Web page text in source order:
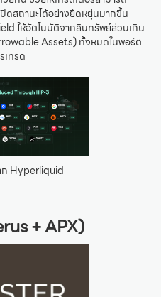
ปิดสถานะได้อย่างยืดหยุ่นมากขึ้น
ให้อัตโนมัติจากสินทรัพย์ส่วนเกิน
Assets) ทั้งหมดในพอร์ต
เทรด
Hyperliquid
+ APX)